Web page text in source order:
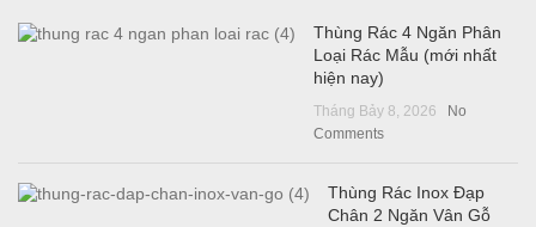
Thùng Rác 4 Ngăn Phân
Loại Rác Mẫu (mới nhất
hiện nay)
Tháng Bảy 8, 2026
No
Comments
Thùng Rác Inox Đạp
Chân 2 Ngăn Vân Gỗ